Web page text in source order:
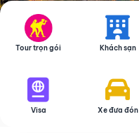
Tour trọn gói Khách sạn
Visa Xe đưa đón